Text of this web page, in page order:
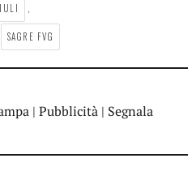
SAGRE FVG
| Pubblicità | Segnala